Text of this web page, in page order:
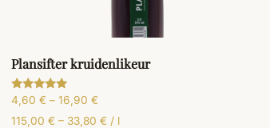
Plansifter kruidenlikeur
Gewaardeerd
5.00
uit 5
4,60 € – 16,90 €
115,00 € – 33,80 € / l